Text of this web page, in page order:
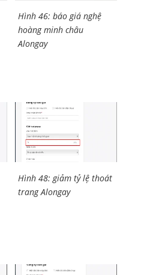
Hình 46: báo giá nghệ
hoàng minh châu
Alongay
Hình 48: giảm tỷ lệ thoát
trang Alongay